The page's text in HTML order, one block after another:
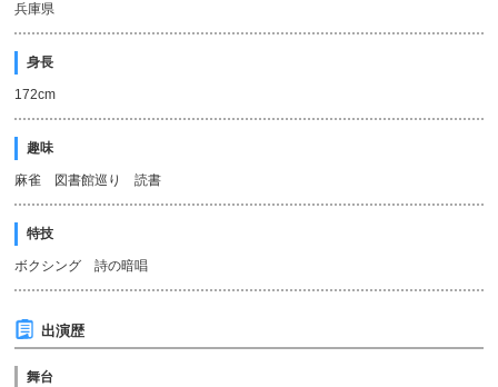
兵庫県
身長
172cm
趣味
麻雀 図書館巡り 読書
特技
ボクシング 詩の暗唱
出演歴
舞台